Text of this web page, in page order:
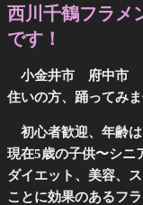
西川千鶴フラメ
です！
小金井市 府中市
住いの方、踊ってみ
初心者歓迎、年齢は
現在5歳の子供〜シニ
ダイエット、美容、
ことに効果のあるフラ